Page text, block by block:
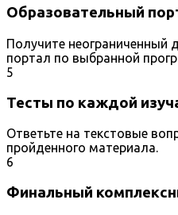
Образовательный
Получите неограниченный
портал по выбранной
5
Тесты по каждой
Ответьте на текстовые
пройденного материала.
6
Финальный